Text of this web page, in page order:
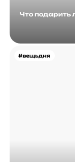
Что подарить
#вещьдня